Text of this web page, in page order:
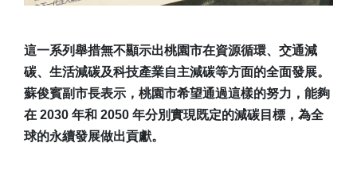
這一系列舉措無不顯示出桃園市在資源循環、交通減
碳、生活減碳及科技產業自主減碳等方面的全面發展。
蘇俊賓副市長表示，桃園市希望通過這樣的努力，能夠
在 2030 年和 2050 年分別實現既定的減碳目標，為全
球的永續發展做出貢獻。